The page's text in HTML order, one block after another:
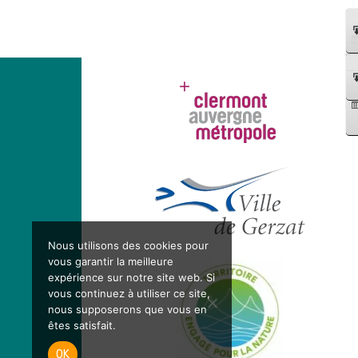
+
de
sélectives
en
mairie
🐶
Nous utilisons des cookies pour
vous garantir la meilleure
expérience sur notre site web. Si
vous continuez à utiliser ce site,
nous supposerons que vous en
êtes satisfait.
OK